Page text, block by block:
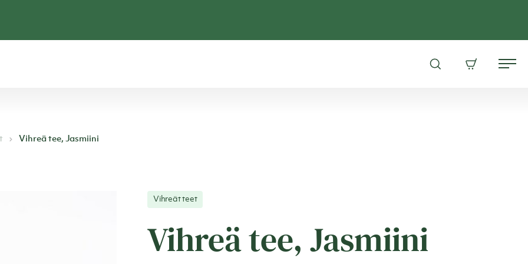
Avaa
Ostoskori
Vihreä tee, Jasmiini
Vihreät teet
Vihreä tee, Jasmiini